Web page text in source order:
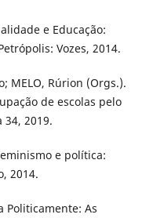
e Educação:
Vozes, 2014.
MELO, Rúrion (Orgs.).
de escolas pelo
34, 2019.
e política:
2014.
Politicamente: As